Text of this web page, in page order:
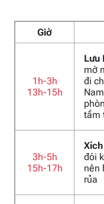
Giờ
1h-3h
13h-15h
Lưu
mờ
đi
tầm
3h-5h
15h-17h
đói
nên
rủa